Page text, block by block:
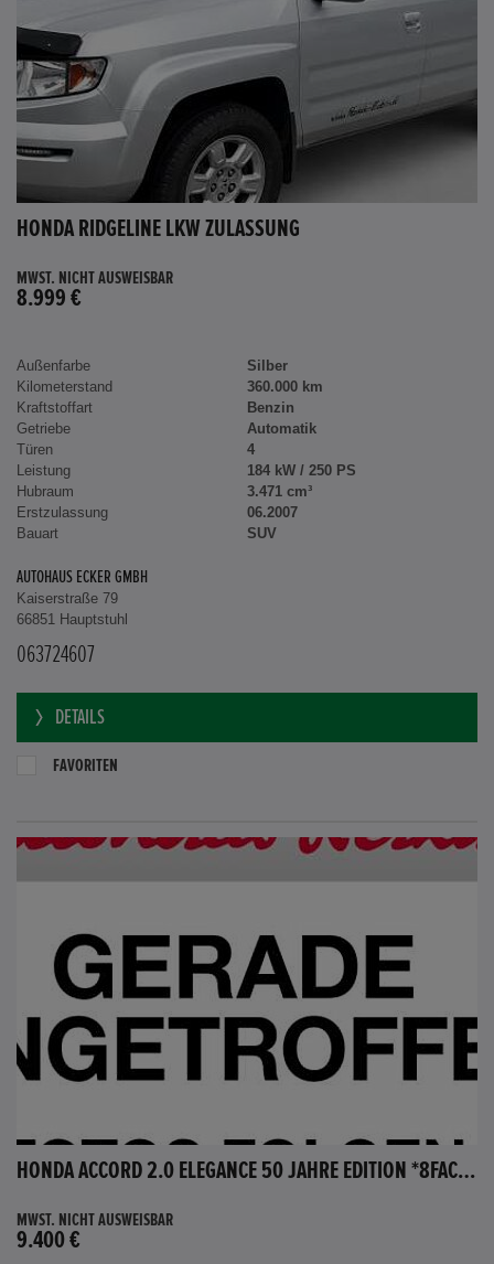
HONDA RIDGELINE LKW ZULASSUNG
MWST. NICHT AUSWEISBAR
8.999 €
Außenfarbe
Silber
Kilometerstand
360.000 km
Kraftstoffart
Benzin
Getriebe
Automatik
Türen
4
Leistung
184 kW / 250 PS
Hubraum
3.471 cm³
Erstzulassung
06.2007
Bauart
SUV
AUTOHAUS ECKER GMBH
Kaiserstraße 79
66851 Hauptstuhl
063724607
DETAILS
FAVORITEN
HONDA ACCORD 2.0 ELEGANCE 50 JAHRE EDITION *8FACH BEREIFT*
MWST. NICHT AUSWEISBAR
9.400 €